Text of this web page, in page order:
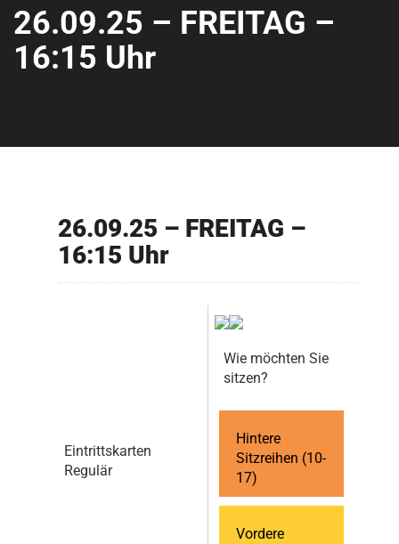
26.09.25 – FREITAG –
16:15 Uhr
26.09.25 – FREITAG –
16:15 Uhr
Eintrittskarten
Regulär
Wie möchten Sie
sitzen?
Hintere
Sitzreihen (10-
17)
Vordere